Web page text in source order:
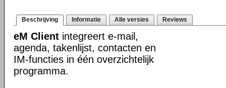
Beschrijving Informatie Alle versies Reviews
eM Client integreert e-mail,
agenda, takenlijst, contacten en
IM-functies in één overzichtelijk
programma.